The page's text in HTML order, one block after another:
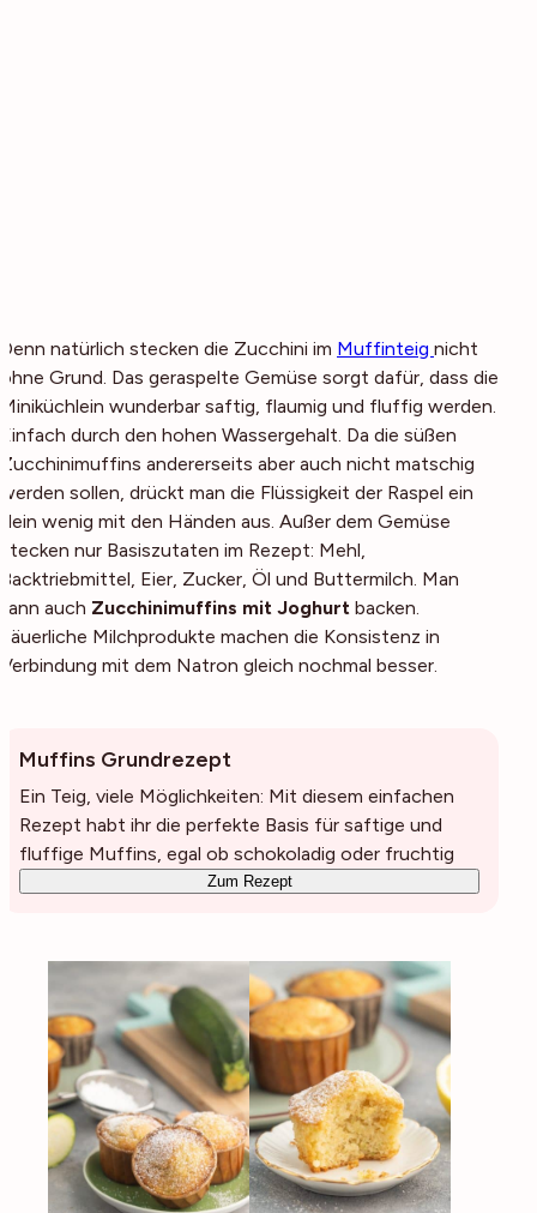
Denn natürlich stecken die Zucchini im Muffinteig nicht
ohne Grund. Das geraspelte Gemüse sorgt dafür, dass die
Miniküchlein wunderbar saftig, flaumig und fluffig werden.
Einfach durch den hohen Wassergehalt. Da die süßen
Zucchinimuffins andererseits aber auch nicht matschig
werden sollen, drückt man die Flüssigkeit der Raspel ein
klein wenig mit den Händen aus. Außer dem Gemüse
stecken nur Basiszutaten im Rezept: Mehl,
Backtriebmittel, Eier, Zucker, Öl und Buttermilch. Man
kann auch Zucchinimuffins mit Joghurt backen.
Säuerliche Milchprodukte machen die Konsistenz in
Verbindung mit dem Natron gleich nochmal besser.
Muffins Grundrezept
Ein Teig, viele Möglichkeiten: Mit diesem einfachen
Rezept habt ihr die perfekte Basis für saftige und
fluffige Muffins, egal ob schokoladig oder fruchtig
Zum Rezept